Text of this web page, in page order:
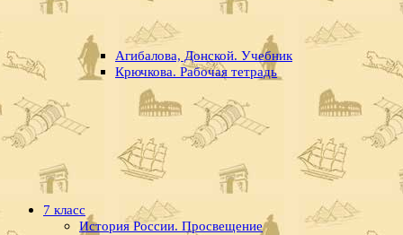
Агибалова, Донской. Учебник
Крючкова. Рабочая тетрадь
7 класс
История России. Просвещение